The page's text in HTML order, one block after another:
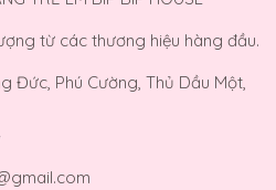
từ các thương hiệu hàng đầu.
Đức, Phú Cường, Thủ Dầu Một,